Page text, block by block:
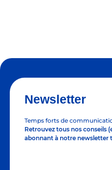
Newsletter
Temps forts de
Retrouvez tous nos conseils
abonnant à notre newsletter